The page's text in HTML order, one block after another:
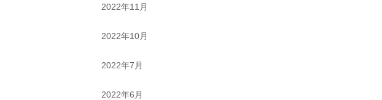
2022年11月
2022年10月
2022年7月
2022年6月